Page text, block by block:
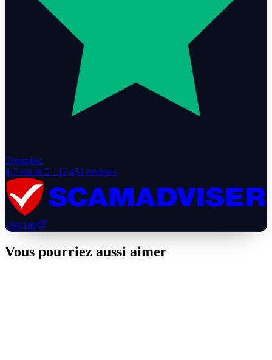
Trustpilot
4.7 out of 5 · 12,431 reviews
100/100
Vous pourriez aussi aimer